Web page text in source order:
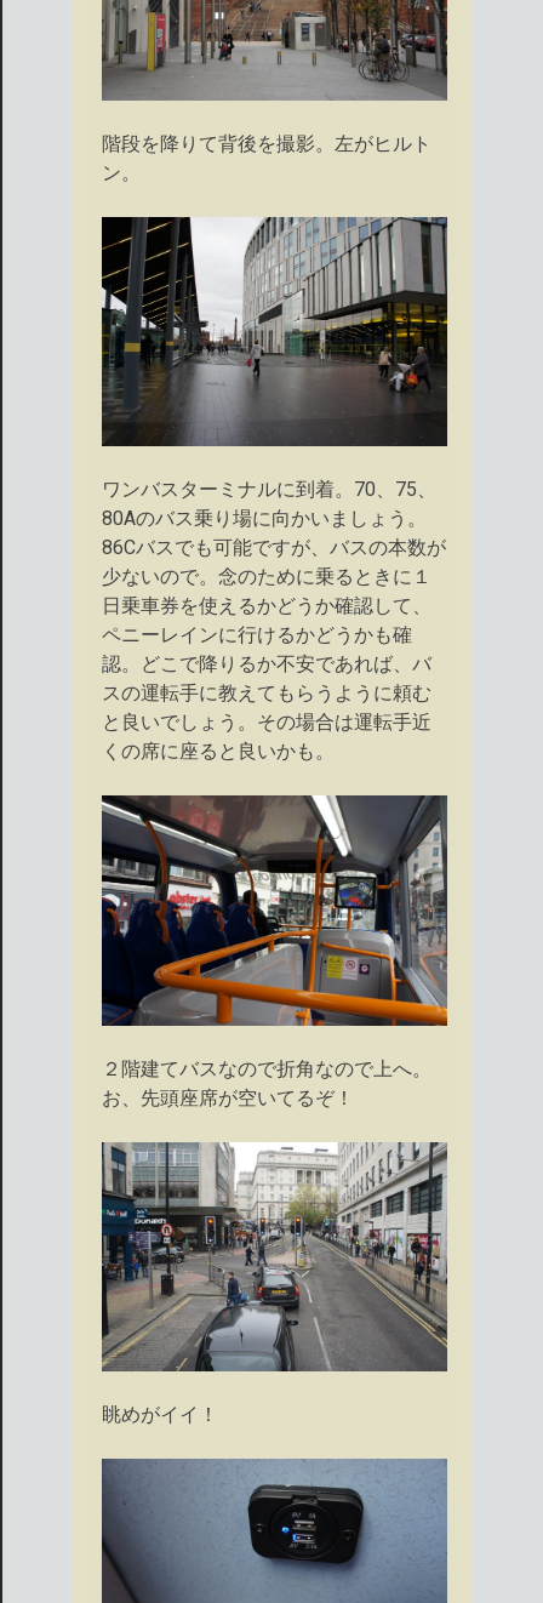
階段を降りて背後を撮影。左がヒルト
ン。
ワンバスターミナルに到着。70、75、
80Aのバス乗り場に向かいましょう。
86Cバスでも可能ですが、バスの本数が
少ないので。念のために乗るときに１
日乗車券を使えるかどうか確認して、
ペニーレインに行けるかどうかも確
認。どこで降りるか不安であれば、バ
スの運転手に教えてもらうように頼む
と良いでしょう。その場合は運転手近
くの席に座ると良いかも。
２階建てバスなので折角なので上へ。
お、先頭座席が空いてるぞ！
眺めがイイ！